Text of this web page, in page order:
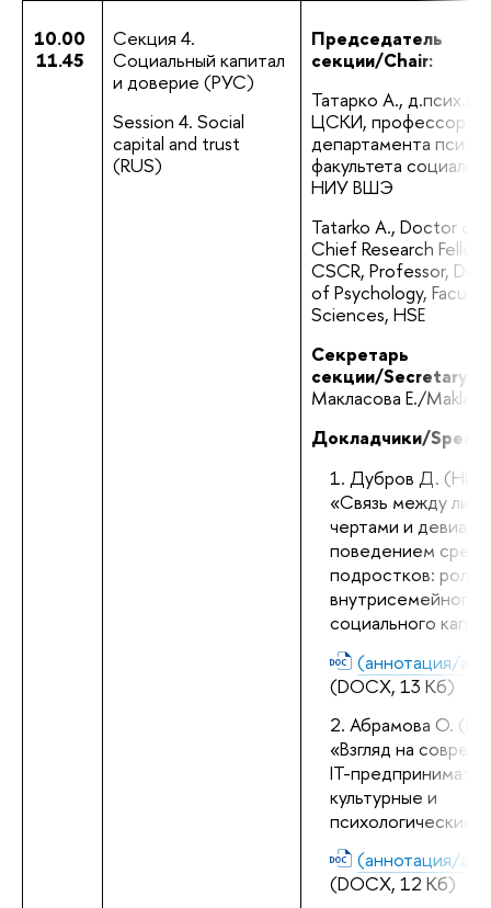
10.00
11.45
Секция 4.
Социальный капитал
и доверие (РУС)
Session 4. Social
capital and trust
(RUS)
Председатель
секции/Chair:
Татарко А., д.псих.н.,
ЦСКИ, профессор
департамента
факультета
НИУ ВШЭ
Tatarko A., Doctor of
Chief Research
CSCR, Professor,
of Psychology,
Sciences, HSE
Секретарь
секции/Secretary:
Макласова Е./
Докладчики/
Дубров Д.
«Связь между
чертами и
поведением среди
подростков: роль
внутрисемейного
социального
(аннотация/
(DOCX, 13 Кб)
Абрамова О.
«Взгляд на
IT-
культурные и
психологические
(аннотация/
(DOCX, 12 Кб)